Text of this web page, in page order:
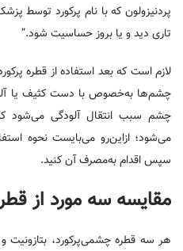
پردنیزولون که با نام پرکورد توسط
تاری دید و یا بروز حساسیت شود.”
لازم است که بعد استفاده از قطره
چشم‌ها به‌خصوص با دست کثیف یا
چشم سبب انتقال آلودگی می‌شود
می‌شود؛ ازاین‌رو می‌بایست نحوه
سپس اقدام به‌مصرف آن کنید.
مقایسه سه مورد از
هر سه قطره چشمی‌پرکورد، بتازونیت